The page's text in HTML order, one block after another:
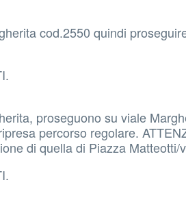
cod.2550 quindi
proseguono su viale
percorso regolare.
di quella di Piazza Matteotti/